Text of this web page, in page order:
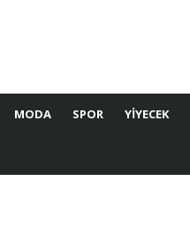
MODA SPOR YIYECEK